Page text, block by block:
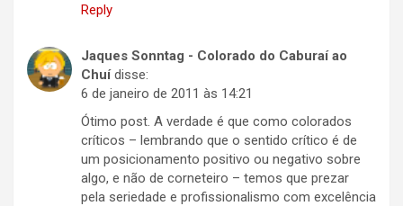
Reply
Jaques Sonntag - Colorado do Caburaí ao
Chuí disse:
6 de janeiro de 2011 às 14:21
Ótimo post. A verdade é que como colorados
críticos – lembrando que o sentido crítico é de
um posicionamento positivo ou negativo sobre
algo, e não de corneteiro – temos que prezar
pela seriedade e profissionalismo com excelência